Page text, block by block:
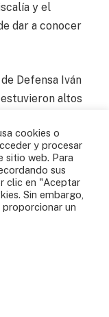
y el
dar a conocer
Defensa Iván
estuvieron altos
un solo
el
cookies o
y procesar
sitio web. Para
sus
clic en "Aceptar
Sin embargo,
un